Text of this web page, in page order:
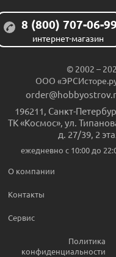
8 (800) 707-06-
интернет-магазин
© 2002 –
ООО
196211 Санкт-
ТК «Космос», ул.
д. 27/39, 2
ежедневно c 10:00 до
О компании
Контакты
Сервис
Политика
конфиденциальности